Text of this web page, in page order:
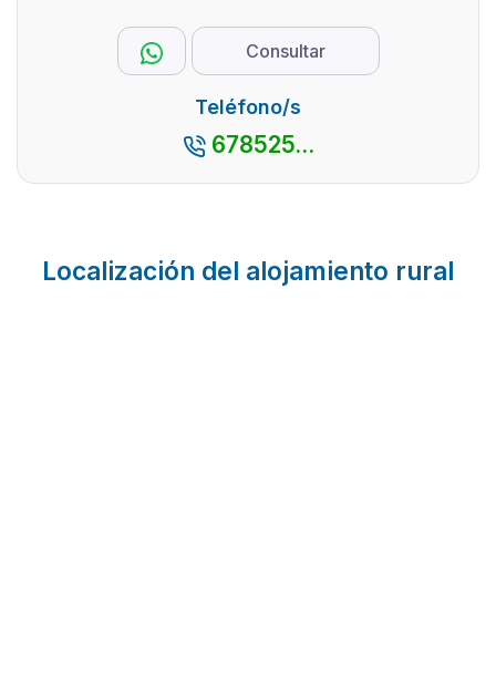
Consultar
Teléfono/s
678525...
Localización del alojamiento rural